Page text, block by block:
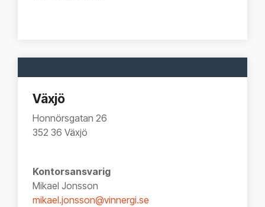
Växjö
Honnörsgatan 26
352 36 Växjö
Kontorsansvarig
Mikael Jonsson
mikael.jonsson@vinnergi.se